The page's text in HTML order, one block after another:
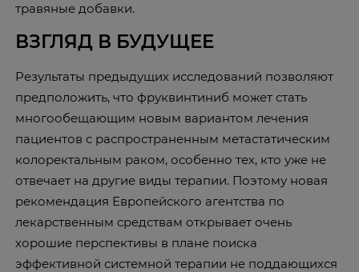
травяные добавки.
ВЗГЛЯД В БУДУЩЕЕ
Результаты предыдущих исследований позволяют
предположить, что фруквинтиниб может стать
многообещающим новым вариантом лечения
пациентов с распространенным метастатическим
колоректальным раком, особенно тех, кто уже не
отвечает на другие виды терапии. Поэтому новая
рекомендация Европейского агентства по
лекарственным средствам открывает очень
хорошие перспективы в плане поиска
эффективной системной терапии не поддающихся